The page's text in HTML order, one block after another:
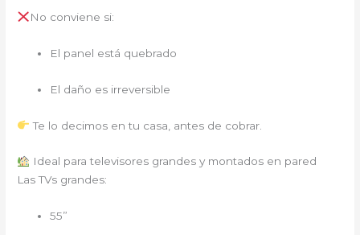
No conviene si:
El panel está quebrado
El daño es irreversible
Te lo decimos en tu casa, antes de cobrar.
Ideal para televisores grandes y montados en pared
Las TVs grandes:
55”